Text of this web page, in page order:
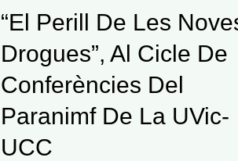
“El Perill De Les
Drogues”, Al Cicle De
Conferències Del
Paranimf De La UVic-
UCC